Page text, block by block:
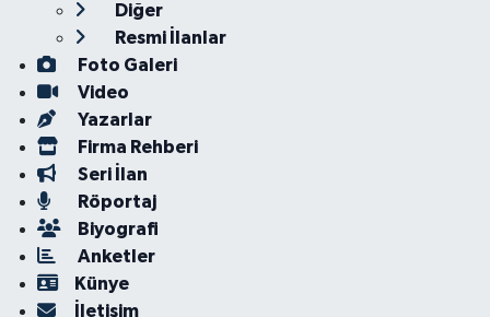
Diğer
Resmi İlanlar
Foto Galeri
Video
Yazarlar
Firma Rehberi
Seri İlan
Röportaj
Biyografi
Anketler
Künye
İletişim